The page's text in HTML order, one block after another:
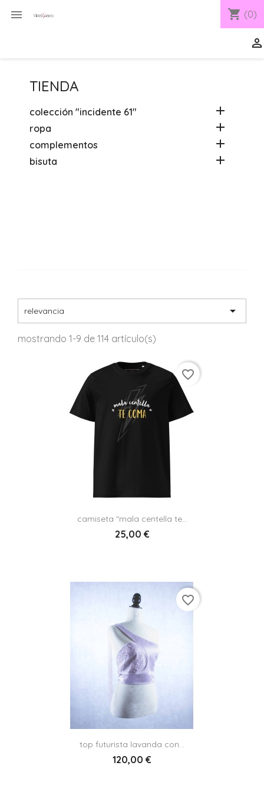
 shopping_cart (0)

TIENDA
colección "incidente 61" 
ropa 
complementos 
bisuta 
relevancia 
mostrando 1-9 de 114 artículo(s)
camiseta "mala centella te...
25,00 €
favorite_border
top futurista lavanda con...
120,00 €
favorite_border